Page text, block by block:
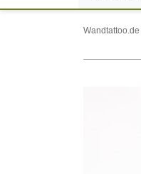
Wandtattoo.de